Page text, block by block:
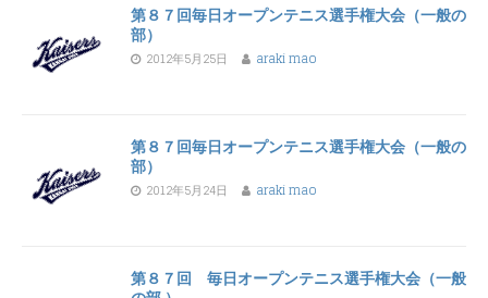
第８７回毎日オープンテニス選手権大会（一般の
部）
2012年5月25日 araki mao
第８７回毎日オープンテニス選手権大会（一般の
部）
2012年5月24日 araki mao
第８７回 毎日オープンテニス選手権大会（一般